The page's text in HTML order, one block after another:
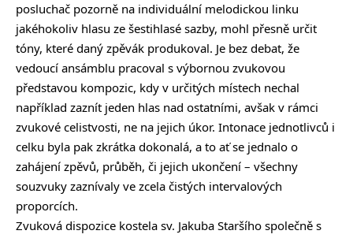
posluchač pozorně na individuální melodickou linku
jakéhokoliv hlasu ze šestihlasé sazby, mohl přesně určit
tóny, které daný zpěvák produkoval. Je bez debat, že
vedoucí ansámblu pracoval s výbornou zvukovou
představou kompozic, kdy v určitých místech nechal
například zaznít jeden hlas nad ostatními, avšak v rámci
zvukové celistvosti, ne na jejich úkor. Intonace jednotlivců i
celku byla pak zkrátka dokonalá, a to ať se jednalo o
zahájení zpěvů, průběh, či jejich ukončení – všechny
souzvuky zaznívaly ve zcela čistých intervalových
proporcích.
Zvuková dispozice kostela sv. Jakuba Staršího společně s